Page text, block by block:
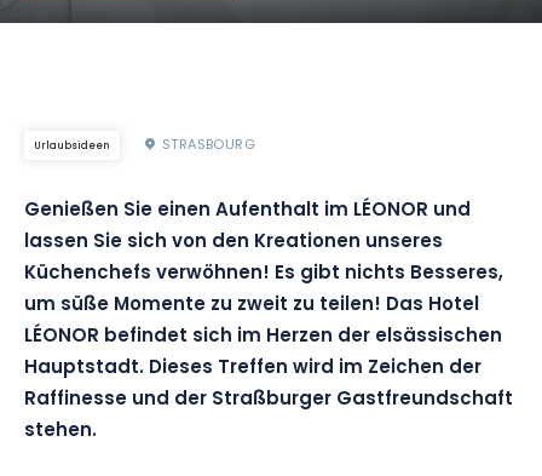
Urlaubsideen STRASBOURG
Genießen Sie einen Aufenthalt im LÉONOR und
lassen Sie sich von den Kreationen unseres
Küchenchefs verwöhnen! Es gibt nichts Besseres,
um süße Momente zu zweit zu teilen! Das Hotel
LÉONOR befindet sich im Herzen der elsässischen
Hauptstadt. Dieses Treffen wird im Zeichen der
Raffinesse und der Straßburger Gastfreundschaft
stehen.